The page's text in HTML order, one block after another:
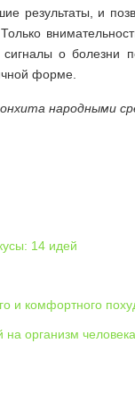
результаты, и
о болезни
форме.
народными
14 идей
и комфортного
на организм человека